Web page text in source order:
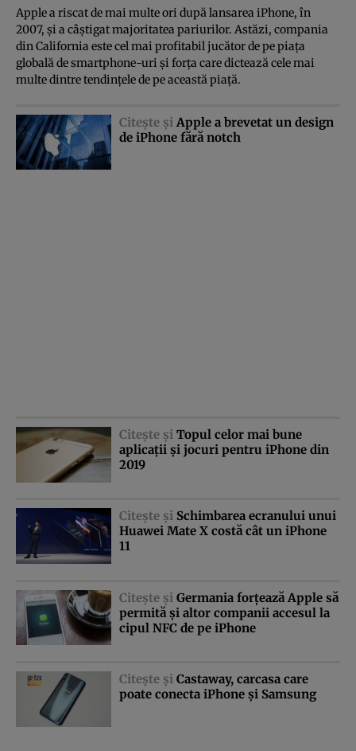
Apple a riscat de mai multe ori după lansarea iPhone, în
2007, şi a câştigat majoritatea pariurilor. Astăzi, compania
din California este cel mai profitabil jucător de pe piaţa
globală de smartphone-uri şi forţa care dictează cele mai
multe dintre tendinţele de pe această piaţă.
Citeşte şi Apple a brevetat un design
de iPhone fără notch
Citeşte şi Topul celor mai bune
aplicaţii şi jocuri pentru iPhone din
2019
Citeşte şi Schimbarea ecranului unui
Huawei Mate X costă cât un iPhone
11
Citeşte şi Germania forţează Apple să
permită şi altor companii accesul la
cipul NFC de pe iPhone
Citeşte şi Castaway, carcasa care
poate conecta iPhone şi Samsung